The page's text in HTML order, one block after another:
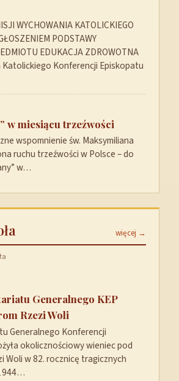
WYCHOWANIA KATOLICKIEGO
PODSTAWY
EDUKACJA ZDROWOTNA
Katolickiego Konferencji Episkopatu
w miesiącu trzeźwości
wspomnienie św. Maksymiliana
ruchu trzeźwości w Polsce – do
w…
więcej →
Generalnego KEP
Rzezi Woli
Generalnego Konferencji
okolicznościowy wieniec pod
Woli w 82. rocznicę tragicznych